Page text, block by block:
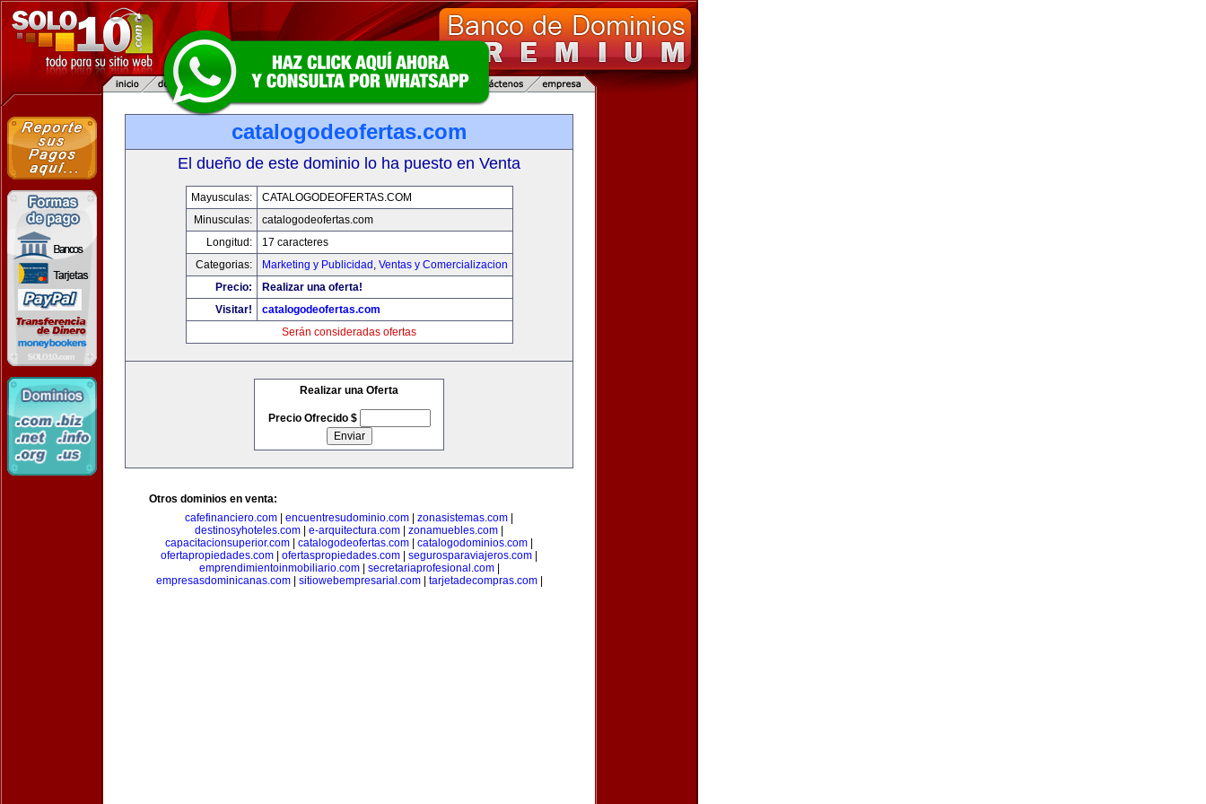
catalogodeofertas.com
El dueño de este dominio lo ha puesto en Venta
Mayusculas:
CATALOGODEOFERTAS.COM
Minusculas:
catalogodeofertas.com
Longitud:
17 caracteres
Categorias:
Marketing y Publicidad , Ventas y Comercializacion
Precio:
Realizar una oferta!
Visitar!
catalogodeofertas.com
Serán consideradas ofertas
Realizar una Oferta
Precio Ofrecido $
Otros dominios en venta:
cafefinanciero.com
encuentresudominio.com zonasistemas.com
destinosyhoteles.com
e-arquitectura.com zonamuebles.com
capacitacionsuperior.com
catalogodeofertas.com catalogodominios.com
ofertapropiedades.com
ofertaspropiedades.com segurosparaviajeros.com
emprendimientoinmobiliario.com| secretariaprofesional.com|
empresasdominicanas.com| sitiowebempresarial.com| tarjetadecompras.com|